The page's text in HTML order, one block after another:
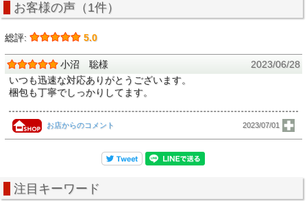
お客様の声（1件）
総評: 5.0
小沼 聡様
2023/06/28
いつも迅速な対応ありがとうございます。
梱包も丁寧でしっかりしてます。
お店からのコメント 2023/07/01
注目キーワード